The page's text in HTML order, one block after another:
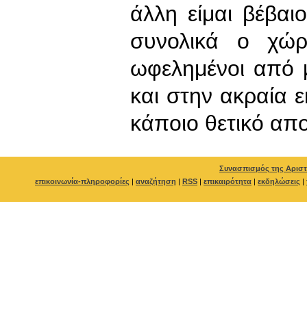
άλλη είμαι
συνολικά ο
ωφελημένοι από
και στην ακραία
κάποιο θετικό
Συνασπισμός της
επικοινωνία-πληροφορίες | αναζήτηση | RSS | επικαιρότητα | εκδηλώσεις |